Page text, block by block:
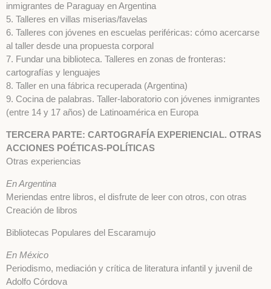
inmigrantes de Paraguay en Argentina
5. Talleres en villas miserias/favelas
6. Talleres con jóvenes en escuelas periféricas: cómo acercarse
al taller desde una propuesta corporal
7. Fundar una biblioteca. Talleres en zonas de fronteras:
cartografías y lenguajes
8. Taller en una fábrica recuperada (Argentina)
9. Cocina de palabras. Taller-laboratorio con jóvenes inmigrantes
(entre 14 y 17 años) de Latinoamérica en Europa
TERCERA PARTE: CARTOGRAFÍA EXPERIENCIAL. OTRAS
ACCIONES POÉTICAS-POLÍTICAS
Otras experiencias
En Argentina
Meriendas entre libros, el disfrute de leer con otros, con otras
Creación de libros
Bibliotecas Populares del Escaramujo
En México
Periodismo, mediación y crítica de literatura infantil y juvenil de
Adolfo Córdova